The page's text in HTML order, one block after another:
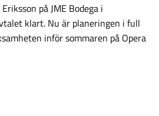
på JME Bodega i
klart. Nu är planeringen i full
inför sommaren på Opera